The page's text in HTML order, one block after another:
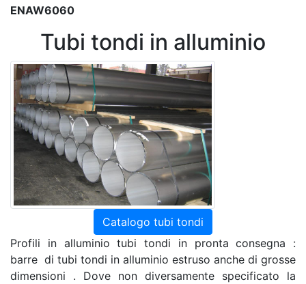
ENAW6060
Tubi tondi in alluminio
Catalogo tubi tondi
Profili in alluminio tubi tondi in pronta consegna :
barre di tubi tondi in alluminio estruso anche di grosse
dimensioni . Dove non diversamente specificato la